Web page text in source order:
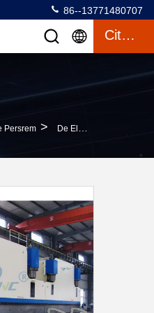
86--13771480707
Citaat
Persrem > De Elektro Hydraulische Synchronisatie Achter Elkaar Met Hoge Weerstand Van De Persrem